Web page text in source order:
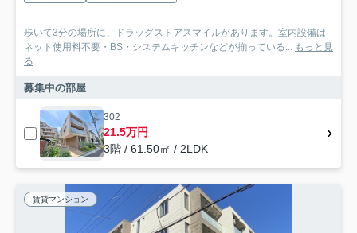
歩いて3分の場所に、ドラッグストアスマイルがあります。室内設備は
ネット使用料不要・BS・システムキッチンなどが揃っている... もっと見
る
募集中の部屋
302
21.5万円
3階 / 61.50㎡ / 2LDK
賃貸マンション